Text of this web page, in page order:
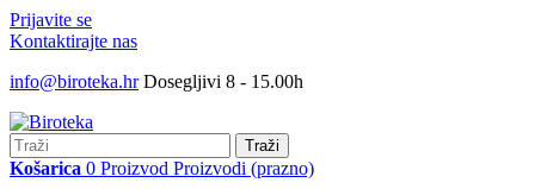
Prijavite se
Kontaktirajte nas
info@biroteka.hr Dosegljivi 8 - 15.00h
Traži
Košarica 0 Proizvod Proizvodi (prazno)